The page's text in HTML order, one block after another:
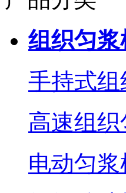
组织匀浆
手持式
高速组
电动匀浆